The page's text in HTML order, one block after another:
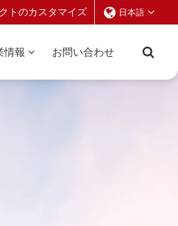
トのカスタマイズ 日本語
情報 お問い合わせ